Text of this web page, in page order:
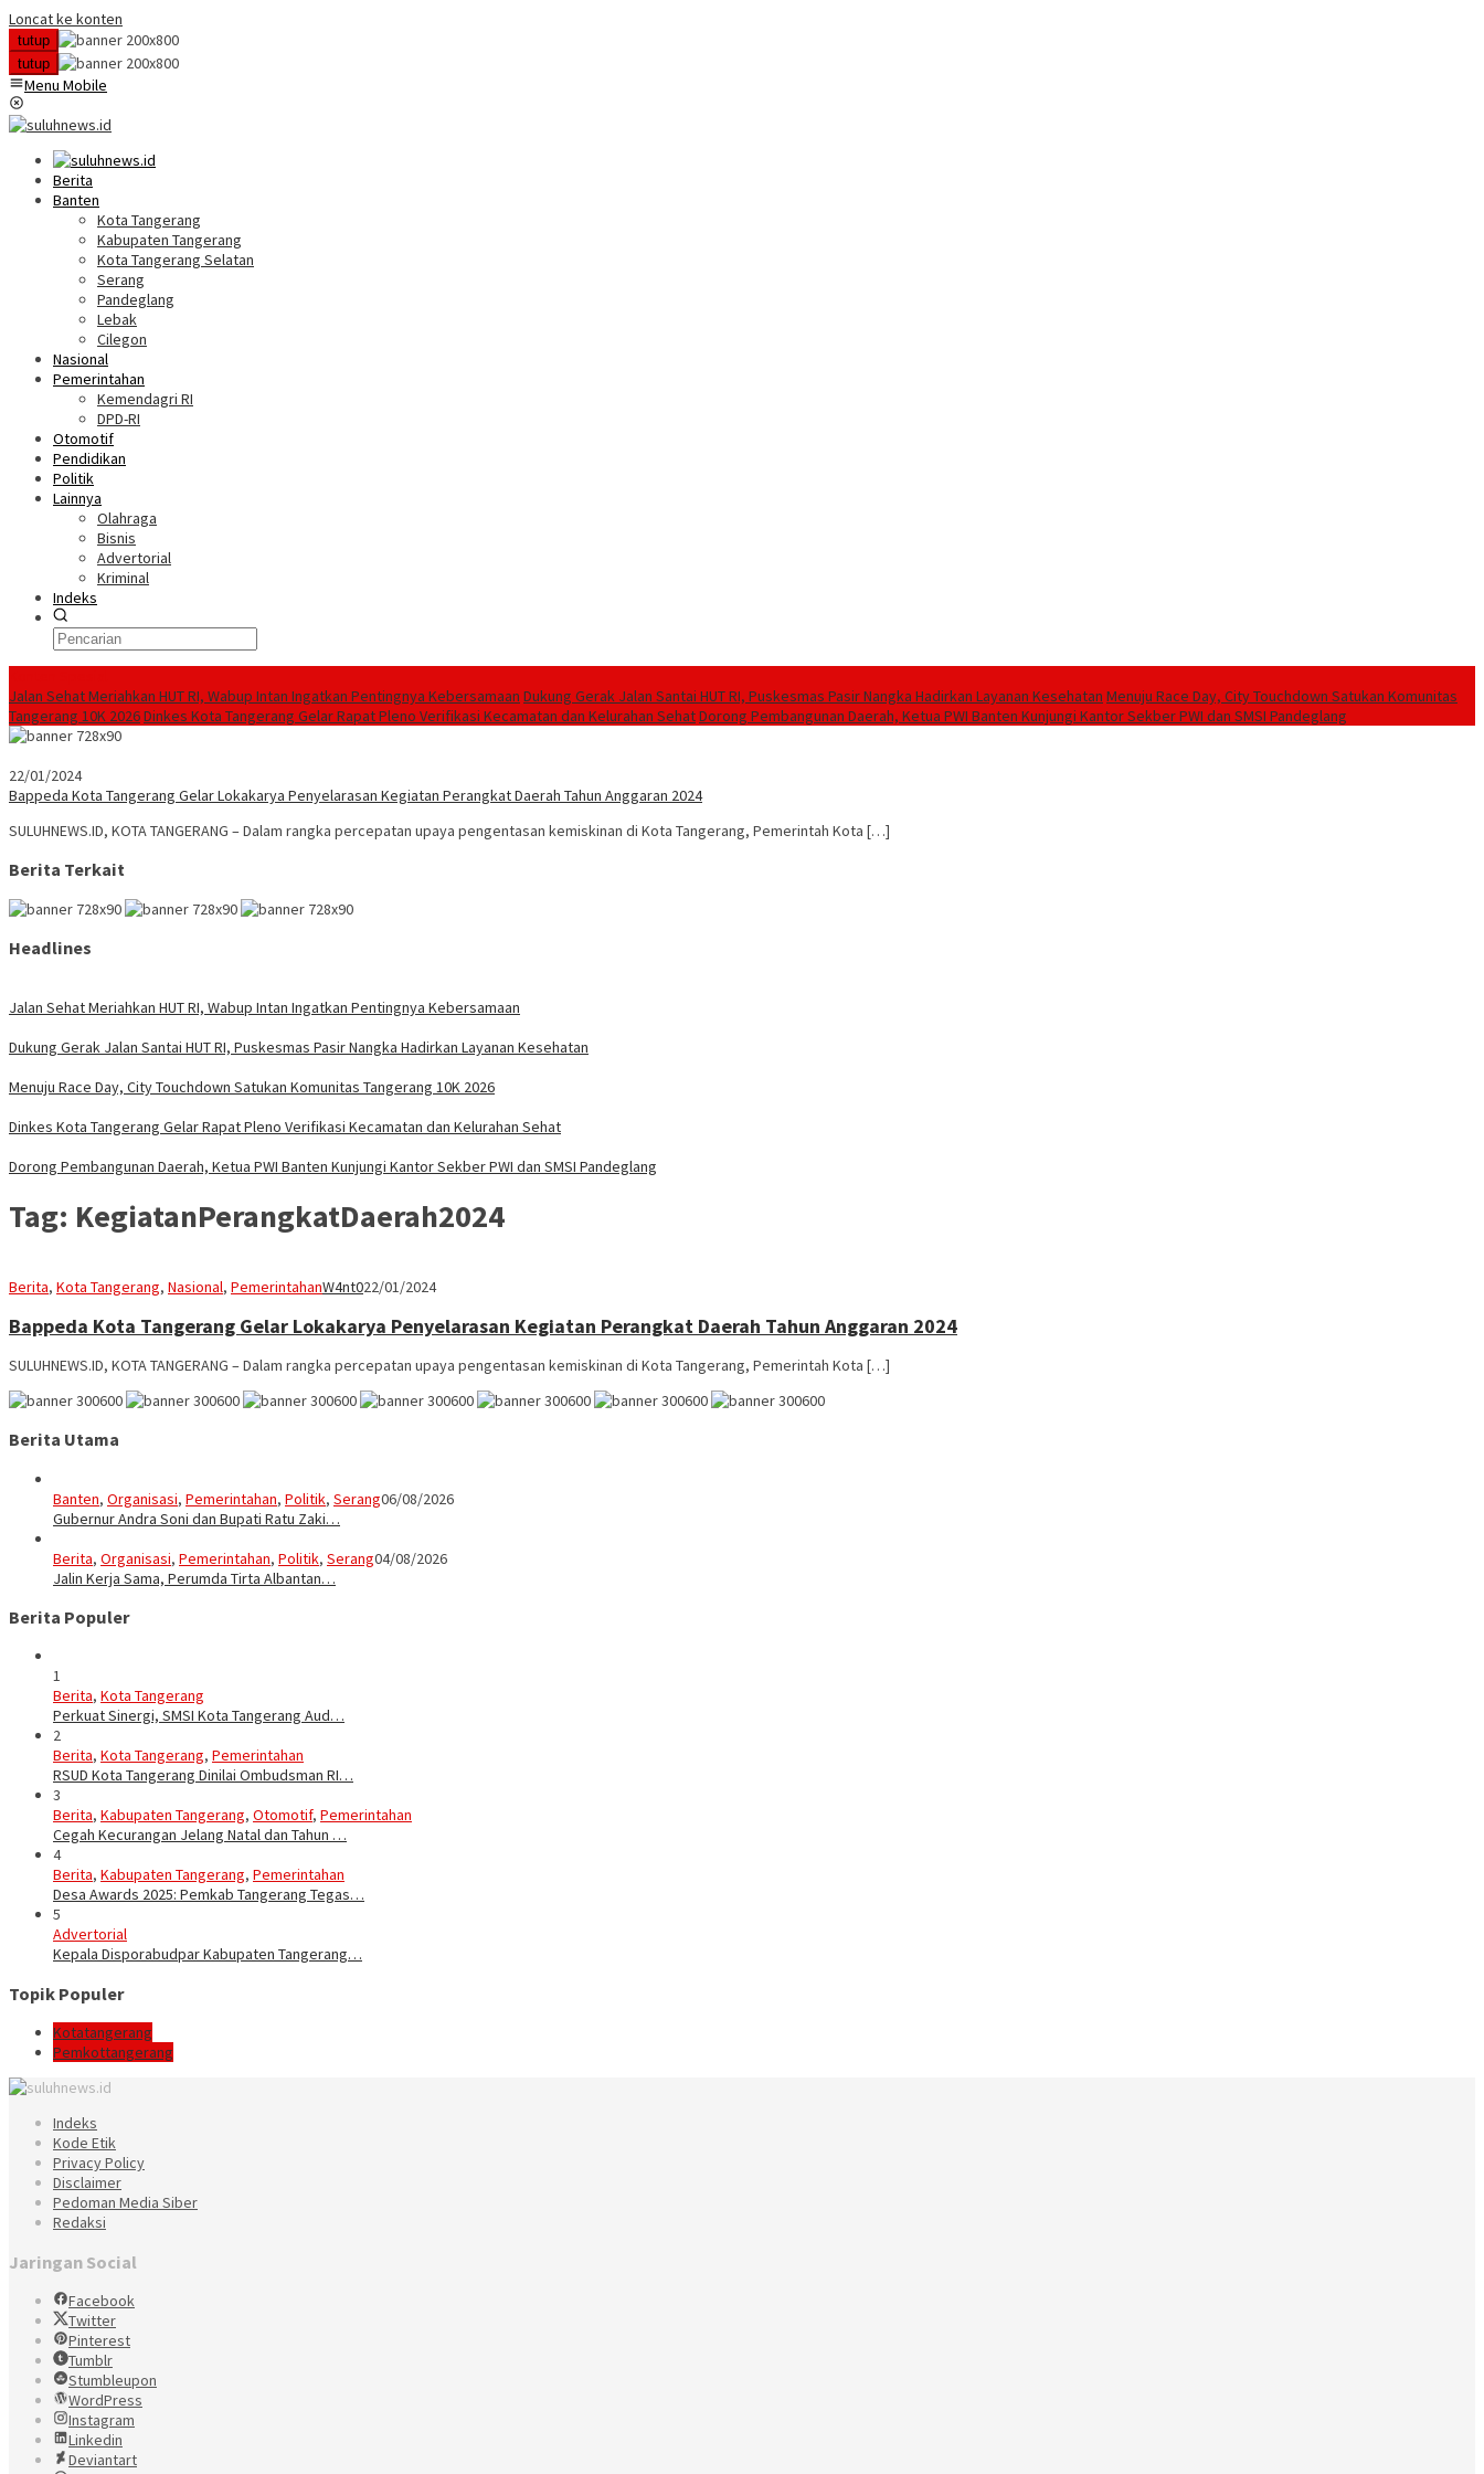
Loncat ke konten
tutup
tutup
Menu Mobile
Berita
Banten
Kota Tangerang
Kabupaten Tangerang
Kota Tangerang Selatan
Serang
Pandeglang
Lebak
Cilegon
Nasional
Pemerintahan
Kemendagri RI
DPD-RI
Otomotif
Pendidikan
Politik
Lainnya
Olahraga
Bisnis
Advertorial
Kriminal
Indeks
Jalan Sehat Meriahkan HUT RI, Wabup Intan Ingatkan Pentingnya Kebersamaan Dukung Gerak Jalan Santai HUT RI, Puskesmas Pasir Nangka Hadirkan Layanan Kesehatan Menuju Race Day, City Touchdown Satukan Komunitas
Tangerang 10K 2026Dinkes Kota Tangerang Gelar Rapat Pleno Verifikasi Kecamatan dan Kelurahan SehatDorong Pembangunan Daerah, Ketua PWI Banten Kunjungi Kantor Sekber PWI dan SMSI Pandeglang
22/01/2024
Bappeda Kota Tangerang Gelar Lokakarya Penyelarasan Kegiatan Perangkat Daerah Tahun Anggaran 2024
SULUHNEWS.ID, KOTA TANGERANG – Dalam rangka percepatan upaya pengentasan kemiskinan di Kota Tangerang, Pemerintah Kota […]
Berita Terkait
Headlines
Jalan Sehat Meriahkan HUT RI, Wabup Intan Ingatkan Pentingnya Kebersamaan
Dukung Gerak Jalan Santai HUT RI, Puskesmas Pasir Nangka Hadirkan Layanan Kesehatan
Menuju Race Day, City Touchdown Satukan Komunitas Tangerang 10K 2026
Dinkes Kota Tangerang Gelar Rapat Pleno Verifikasi Kecamatan dan Kelurahan Sehat
Dorong Pembangunan Daerah, Ketua PWI Banten Kunjungi Kantor Sekber PWI dan SMSI Pandeglang
Tag: KegiatanPerangkatDaerah2024
Berita, Kota Tangerang, Nasional, PemerintahanW4nt022/01/2024
Bappeda Kota Tangerang Gelar Lokakarya Penyelarasan Kegiatan Perangkat Daerah Tahun Anggaran 2024
SULUHNEWS.ID, KOTA TANGERANG – Dalam rangka percepatan upaya pengentasan kemiskinan di Kota Tangerang, Pemerintah Kota […]
Berita Utama
Banten, Organisasi, Pemerintahan, Politik, Serang06/08/2026
Gubernur Andra Soni dan Bupati Ratu Zaki…
Berita, Organisasi, Pemerintahan, Politik, Serang04/08/2026
Jalin Kerja Sama, Perumda Tirta Albantan…
Berita Populer
1
Berita, Kota Tangerang
Perkuat Sinergi, SMSI Kota Tangerang Aud…
2
Berita, Kota Tangerang, Pemerintahan
RSUD Kota Tangerang Dinilai Ombudsman RI…
3
Berita, Kabupaten Tangerang, Otomotif, Pemerintahan
Cegah Kecurangan Jelang Natal dan Tahun …
4
Berita, Kabupaten Tangerang, Pemerintahan
Desa Awards 2025: Pemkab Tangerang Tegas…
5
Advertorial
Kepala Disporabudpar Kabupaten Tangerang…
Topik Populer
Kotatangerang
Pemkottangerang
Indeks
Kode Etik
Privacy Policy
Disclaimer
Pedoman Media Siber
Redaksi
Jaringan Social
Facebook
Twitter
Pinterest
Tumblr
Stumbleupon
WordPress
Instagram
Linkedin
Deviantart